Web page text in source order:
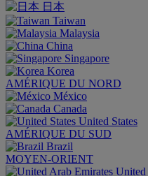
日本
Taiwan
Malaysia
China
Singapore
Korea
AMÉRIQUE DU NORD
México
Canada
United States
AMÉRIQUE DU SUD
Brazil
MOYEN-ORIENT
United